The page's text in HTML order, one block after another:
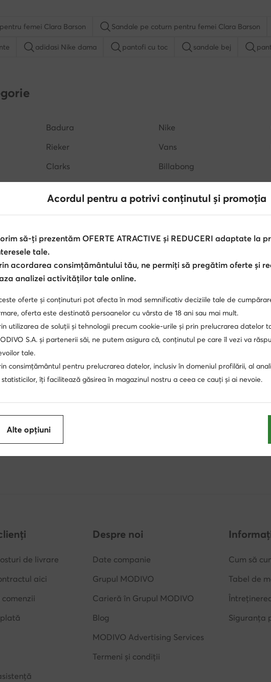
femei Clara Barson Sandale pe coturn pentru femei Clara Barson
adidasi Nike dama pantofi cu toc sandale bej
adidasi Reebok dama
Badura Nike
Rieker Vans
Clarks Billabong
Un singur Club, avantaje în mai multe
Promoții doar pentru membrii Clubului, termen de retur extins
altele. Deblochează MODIVOclub GOLD și bucură-te de
Folosește MODIVOclub Află mai multe
membrii Clubului
14 zile pentru ceilalți
online, în magazinele
de livrare
aici
Despre noi
Date companie
Grupul MODIVO
Carieră în Grupul MODIVO
Blog
MODIVO Advertising Services
Termeni și condiții
Cum să
Tabel de
Siguranța
Acordul pentru a potrivi conținutul și promoția
să-ți prezentăm OFERTE ATRACTIVE și REDUCERI adaptate la
tale.
acordarea consimțământului tău, ne permiți să pregătim oferte și
analizei activităților tale online.
oferte și conținuturi pot afecta în mod semnificativ deciziile tale de
oferta este destinată persoanelor cu vârsta de 18 ani sau mai mult.
utilizarea de soluții și tehnologii precum cookie-urile și prin prelucrarea datelor
S.A. și partenerii săi, ne putem asigura că, conținutul pe care îl vezi va
tale.
consimțământul pentru prelucrarea datelor, inclusiv în domeniul profilării, al
statisticilor, îți facilitează găsirea în magazinul nostru a ceea ce cauți și ai nevoie.
Alte opțiuni